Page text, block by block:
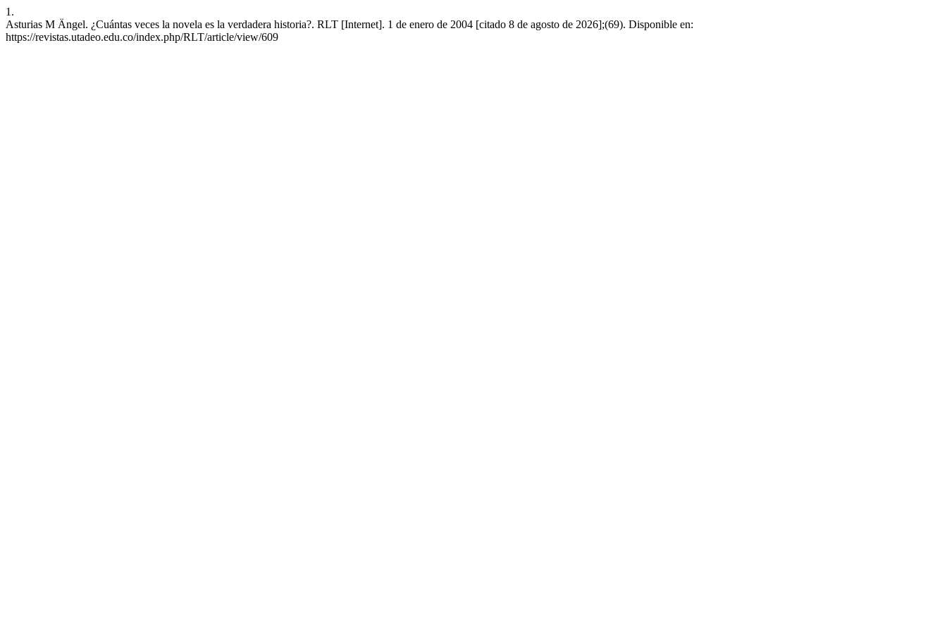
1.
Asturias M Ängel. ¿Cuántas veces la novela es la verdadera historia?. RLT [Internet]. 1 de enero de 2004 [citado 8 de agosto de 2026];(69). Disponible en:
https://revistas.utadeo.edu.co/index.php/RLT/article/view/609